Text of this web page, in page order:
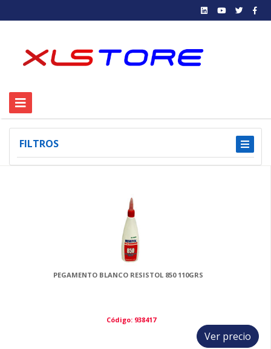
FILTROS
PEGAMENTO BLANCO RESISTOL 850 110GRS
Código: 938417
Ver precio